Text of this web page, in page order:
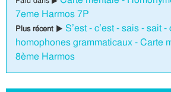
7eme Harmos 7P
Plus récent ▶ S’est - c’est - sais - sait
homophones grammaticaux - Carte
8ème Harmos